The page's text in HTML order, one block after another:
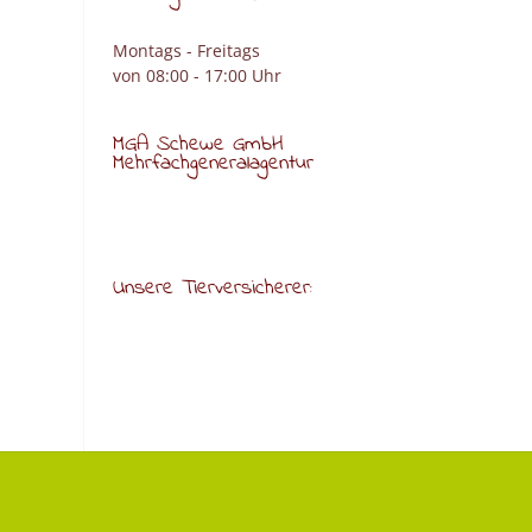
Montags - Freitags
von 08:00 - 17:00 Uhr
MGA Schewe GmbH
Mehrfachgeneralagentur
Unsere Tierversicherer: